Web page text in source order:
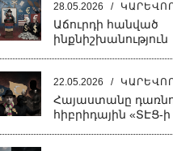
28.05.2026 /
Աճուրդի հանված
ինքնիշխանություն
22.05.2026 /
Հայաստանը
հիբրիդային «ՏԷՑ-ի